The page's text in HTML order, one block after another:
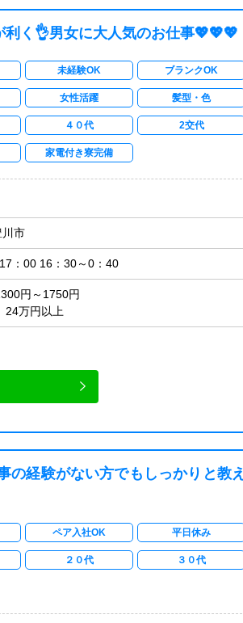
く👌男女に大人気のお仕事💖💖💖
未経験OK ブランクOK
女性活躍 髪型・色
４０代 2交代
家電付き寮完備
川市
：00 16：30～0：40
円～1750円
24万円以上
の経験がない方でもしっかりと教え
ペア入社OK 平日休み
２０代 ３０代